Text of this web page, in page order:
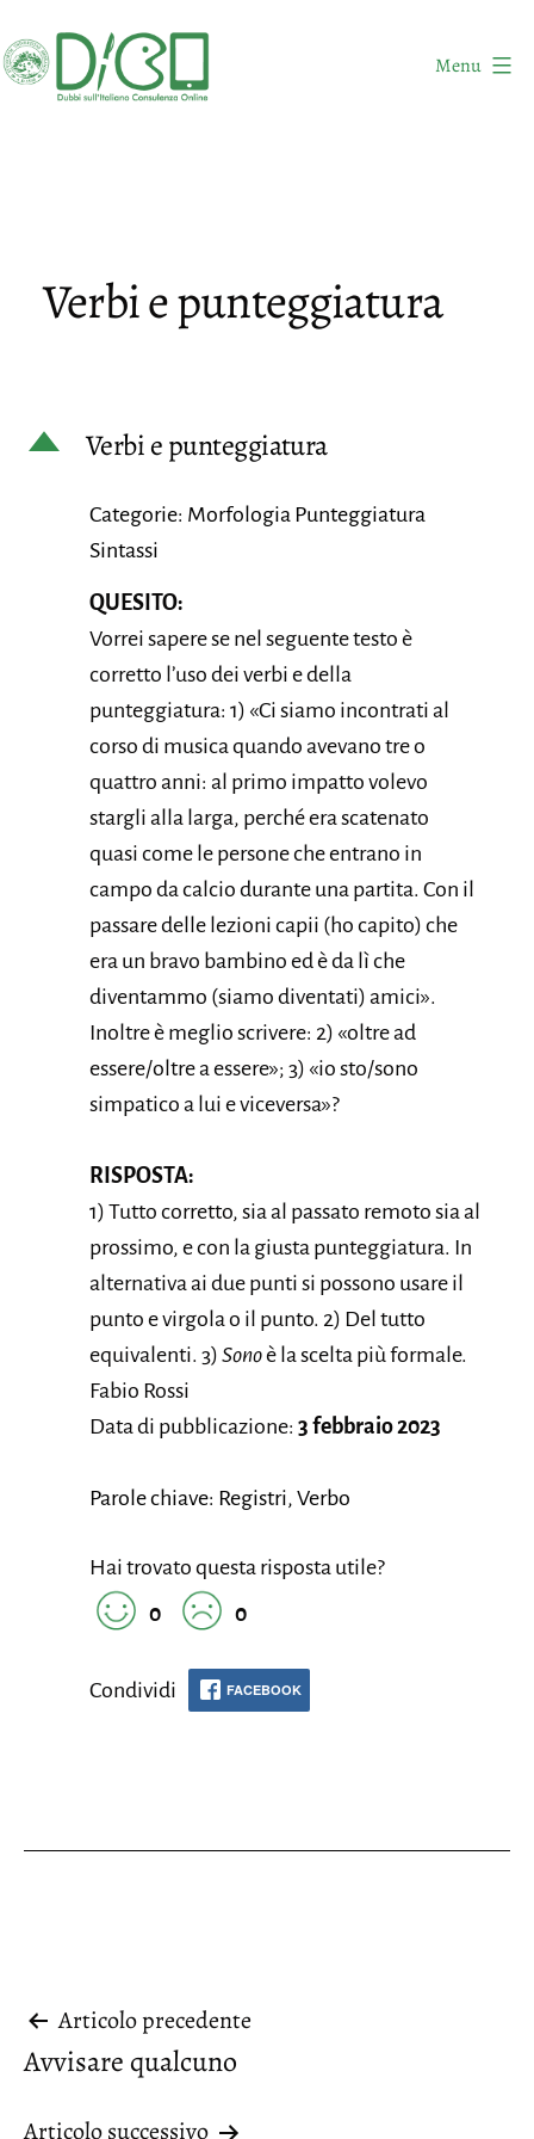
al
contenuto
Online
Menu
Verbi e punteggiatura
D Verbi e punteggiatura
Categorie: Morfologia Punteggiatura
Sintassi
QUESITO:
Vorrei sapere se nel seguente testo è
corretto l’uso dei verbi e della
punteggiatura: 1) «Ci siamo incontrati al
corso di musica quando avevano tre o
quattro anni: al primo impatto volevo
stargli alla larga, perché era scatenato
quasi come le persone che entrano in
campo da calcio durante una partita. Con il
passare delle lezioni capii (ho capito) che
era un bravo bambino ed è da lì che
diventammo (siamo diventati) amici».
Inoltre è meglio scrivere: 2) «oltre ad
essere/oltre a essere»; 3) «io sto/sono
simpatico a lui e viceversa»?
RISPOSTA:
1) Tutto corretto, sia al passato remoto sia al
prossimo, e con la giusta punteggiatura. In
alternativa ai due punti si possono usare il
punto e virgola o il punto. 2) Del tutto
equivalenti. 3) Sonoè la scelta più formale.
Fabio Rossi
Data di pubblicazione: 3 febbraio 2023
Parole chiave: Registri, Verbo
Hai trovato questa risposta utile?
0
0
Condividi FACEBOOK
Navigazione
articoli
Articolo precedente
Avvisare qualcuno
Articolo successivo